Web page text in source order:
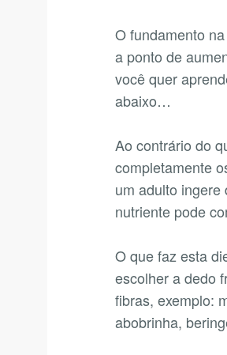
O fundamento
a ponto de
você quer
abaixo…
Ao contrário do
completamente
um adulto
nutriente pode
O que faz esta
escolher a dedo
fibras, exemplo:
abobrinha,